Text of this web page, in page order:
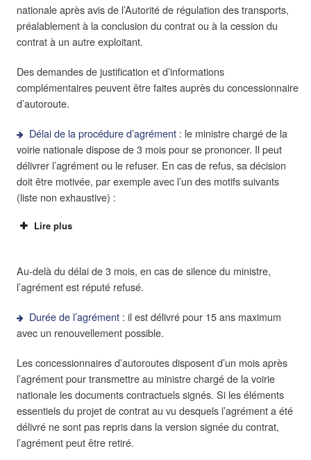
nationale après avis de l’Autorité de régulation des transports,
préalablement à la conclusion du contrat ou à la cession du
contrat à un autre exploitant.
Des demandes de justification et d’informations
complémentaires peuvent être faites auprès du concessionnaire
d’autoroute.
Délai de la procédure d’agrément : le ministre chargé de la
voirie nationale dispose de 3 mois pour se prononcer. Il peut
délivrer l’agrément ou le refuser. En cas de refus, sa décision
doit être motivée, par exemple avec l’un des motifs suivants
(liste non exhaustive) :
Lire plus
service public
Au-delà du délai de 3 mois, en cas de silence du ministre,
l’agrément est réputé refusé.
Durée de l’agrément : il est délivré pour 15 ans maximum
avec un renouvellement possible.
Les concessionnaires d’autoroutes disposent d’un mois après
l’agrément pour transmettre au ministre chargé de la voirie
nationale les documents contractuels signés. Si les éléments
essentiels du projet de contrat au vu desquels l’agrément a été
délivré ne sont pas repris dans la version signée du contrat,
l’agrément peut être retiré.